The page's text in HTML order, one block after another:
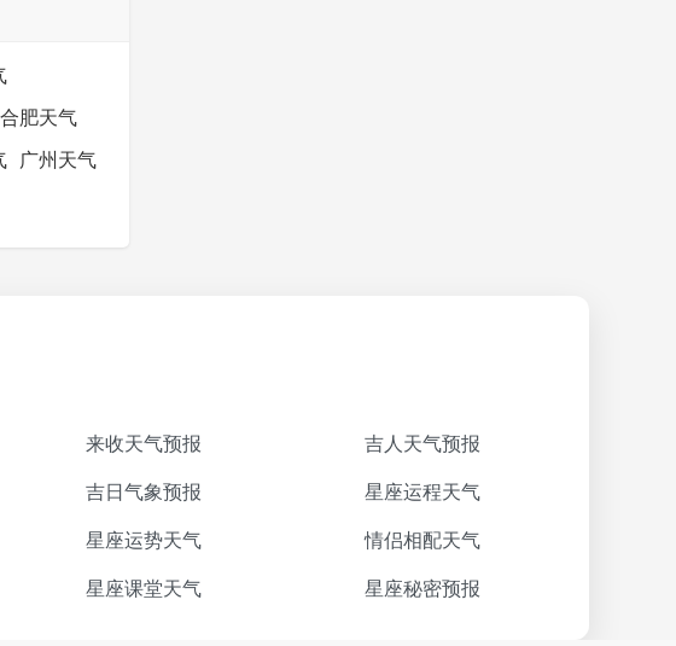
合肥天气
广州天气
来收天气预报 吉人天气预报
吉日气象预报 星座运程天气
星座运势天气 情侣相配天气
星座课堂天气 星座秘密预报